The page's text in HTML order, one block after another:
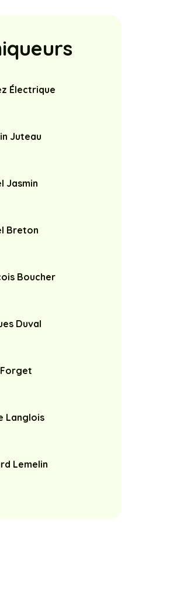
Électrique
Juteau
Jasmin
Breton
Boucher
Duval
Langlois
Lemelin